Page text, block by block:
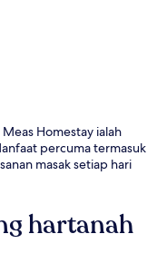
Homestay ialah
percuma termasuk
masak setiap hari
hartanah